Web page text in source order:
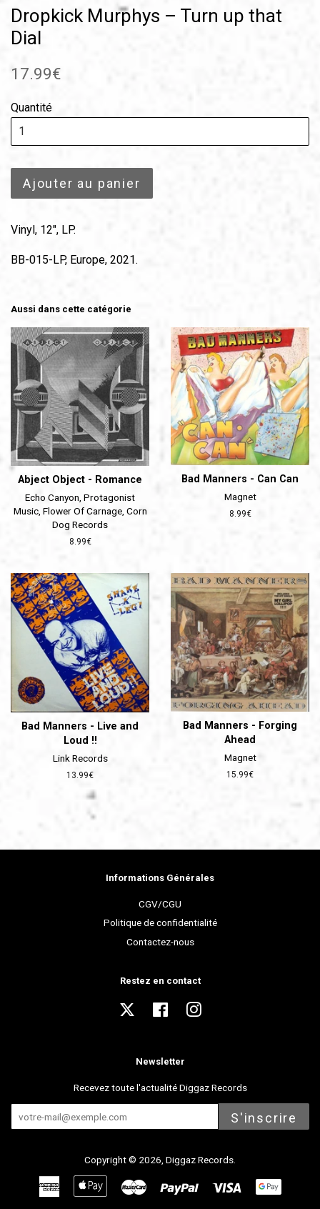
Dropkick Murphys – Turn up that
Dial
Prix
17.99€
Quantité
Ajouter au panier
Vinyl, 12", LP.
BB-015-LP, Europe, 2021.
Aussi dans cette catégorie
Abject Object - Romance
Echo Canyon, Protagonist
Music, Flower Of Carnage, Corn
Dog Records
Prix
8.99€
Bad Manners - Can Can
Magnet
Prix
8.99€
Bad Manners - Live and
Loud !!
Link Records
Prix
régulier
13.99€
Bad Manners - Forging
Ahead
Magnet
Prix
15.99€
Informations Générales
CGV/CGU
Politique de confidentialité
Contactez-nous
Restez en contact
Twitter FacebookInstagram
Newsletter
Recevez toute l'actualité Diggaz Records
S'inscrire
Copyright © 2026, Diggaz Records
American
Express
Apple
Pay
Master Paypal Visa